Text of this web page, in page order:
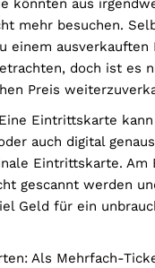
könnten aus
mehr besuchen.
einem ausverkauften
doch ist es
Preis
Eintrittskarte
auch digital
Eintrittskarte. Am
gescannt werden
Geld für ein
Als Mehrfach-